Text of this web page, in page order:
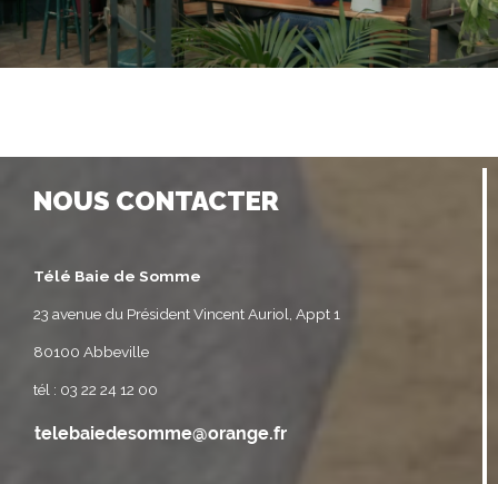
NOUS CONTACTER
Télé Baie de Somme
23 avenue du Président Vincent Auriol, Appt 1
80100 Abbeville
tél : 03 22 24 12 00